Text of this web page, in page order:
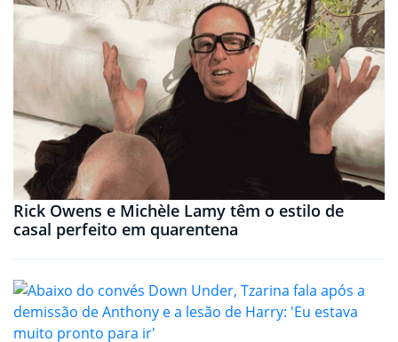
Rick Owens e Michèle Lamy têm o estilo de
casal perfeito em quarentena